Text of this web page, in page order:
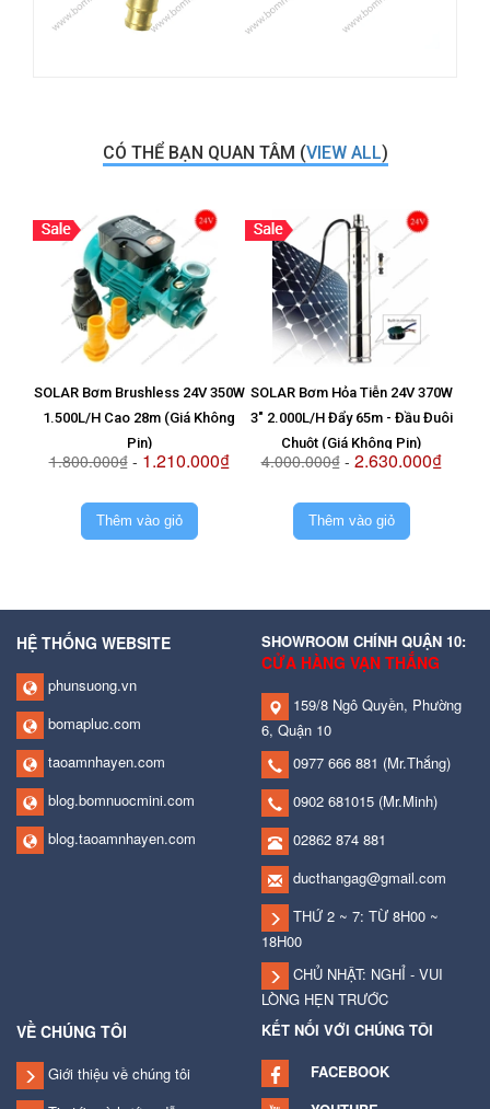
CÓ THỂ BẠN QUAN TÂM (VIEW ALL)
SOLAR Bơm Brushless 24V 350W
1.500L/H Cao 28m (Giá Không
Pin)
1.800.000₫- 1.210.000₫
Thêm vào giỏ
SOLAR Bơm Hỏa Tiễn 24V 370W
3" 2.000L/H Đẩy 65m - Đầu Đuôi
Chuột (Giá Không Pin)
4.000.000₫- 2.630.000₫
Thêm vào giỏ
HỆ THỐNG WEBSITE
phunsuong.vn
bomapluc.com
taoamnhayen.com
blog.bomnuocmini.com
blog.taoamnhayen.com
SHOWROOM CHÍNH QUẬN 10:
CỬA HÀNG VẠN THẮNG
159/8 Ngô Quyền, Phường
6, Quận 10
0977 666 881 (Mr.Thắng)
0902 681015 (Mr.Minh)
02862 874 881
ducthangag@gmail.com
THỨ 2 ~ 7: TỪ 8H00 ~
18H00
CHỦ NHẬT: NGHỈ - VUI
LÒNG HẸN TRƯỚC
VỀ CHÚNG TÔI
Giới thiệu về chúng tôi
KẾT NỐI VỚI CHÚNG TÔI
FACEBOOK